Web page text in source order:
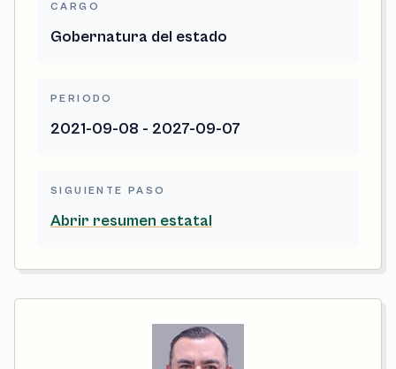
CARGO
Gobernatura del estado
PERIODO
2021-09-08 - 2027-09-07
SIGUIENTE PASO
Abrir resumen estatal